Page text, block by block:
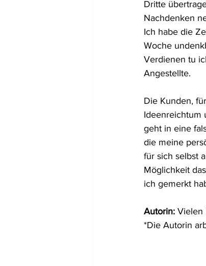
Dritte
Nachdenken
Ich habe die
Woche
Verdienen tu
Angestellte.
Die Kunden,
Ideenreichtum
geht in eine
die meine
für sich selbst
Möglichkeit
ich gemerkt
Autorin: Vielen
*Die Autorin